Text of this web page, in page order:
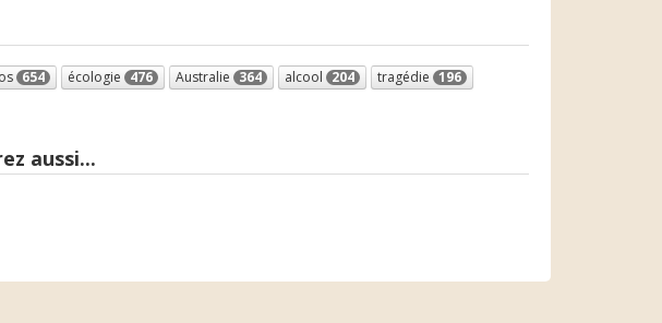
654 écologie 476 Australie 364 alcool 204 tragédie 196
aussi...